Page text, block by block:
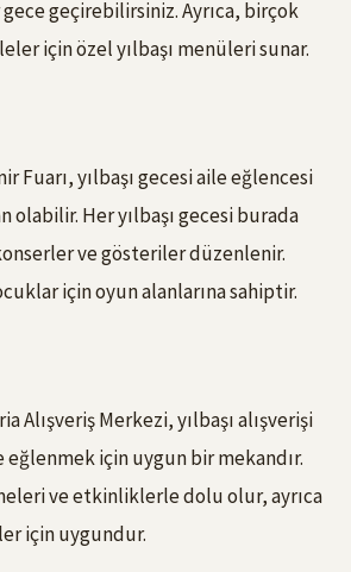
geçirebilirsiniz. Ayrıca, birçok
için özel yılbaşı menüleri sunar.
Fuarı, yılbaşı gecesi aile eğlencesi
olabilir. Her yılbaşı gecesi burada
ve gösteriler düzenlenir.
için oyun alanlarına sahiptir.
Alışveriş Merkezi, yılbaşı alışverişi
için uygun bir mekandır.
ve etkinliklerle dolu olur, ayrıca
için uygundur.